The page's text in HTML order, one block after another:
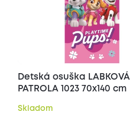
Detská osuška LABKOVÁ
PATROLA 1023 70x140 cm
Skladom